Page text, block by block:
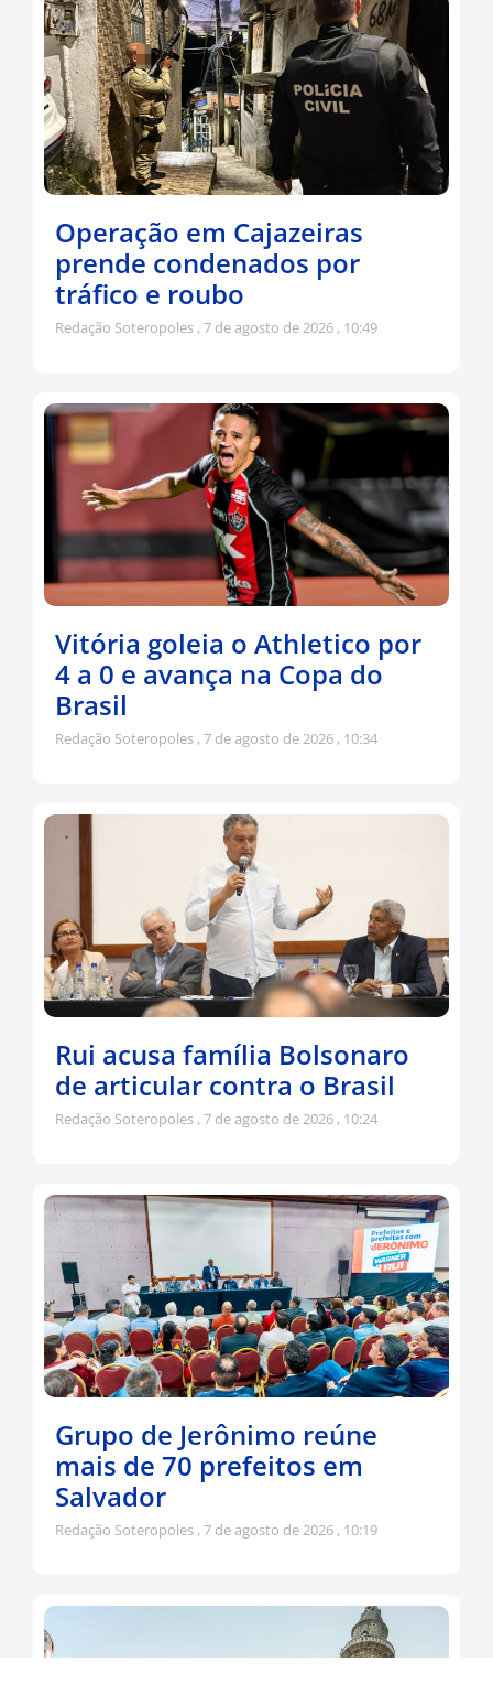
Operação em Cajazeiras
prende condenados por
tráfico e roubo
Redação Soteropoles 7 de agosto de 2026 10:49
Vitória goleia o Athletico por
4 a 0 e avança na Copa do
Brasil
Redação Soteropoles 7 de agosto de 2026 10:34
Rui acusa família Bolsonaro
de articular contra o Brasil
Redação Soteropoles 7 de agosto de 2026 10:24
Grupo de Jerônimo reúne
mais de 70 prefeitos em
Salvador
Redação Soteropoles 7 de agosto de 2026 10:19